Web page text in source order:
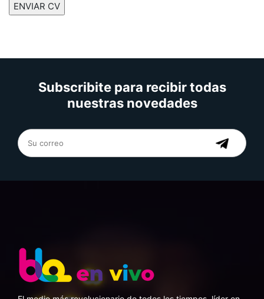
ENVIAR CV
Subscribite para recibir todas
nuestras novedades